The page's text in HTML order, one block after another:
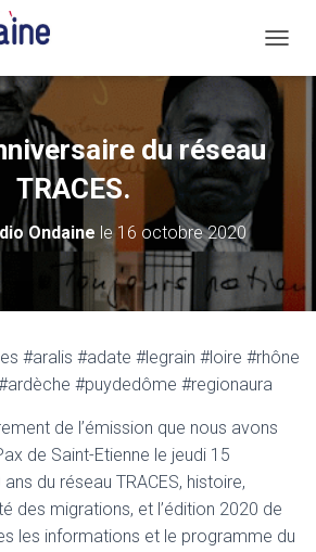
É
P
V
I
T
N
du réseau
TRACES.
Ondaine le 16 octobre 2020
#aralis #adate #legrain #loire #rhône
#puydedôme #regionaura
de l’émission que nous avons
de Saint-Etienne le jeudi 15
du réseau TRACES, histoire,
des migrations, et l’édition 2020 de
les informations et le programme du